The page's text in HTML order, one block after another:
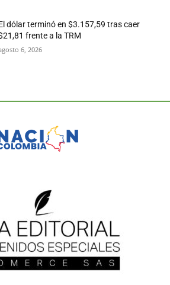
dólar terminó en $3.157,59 tras caer
frente a la TRM
6, 2026